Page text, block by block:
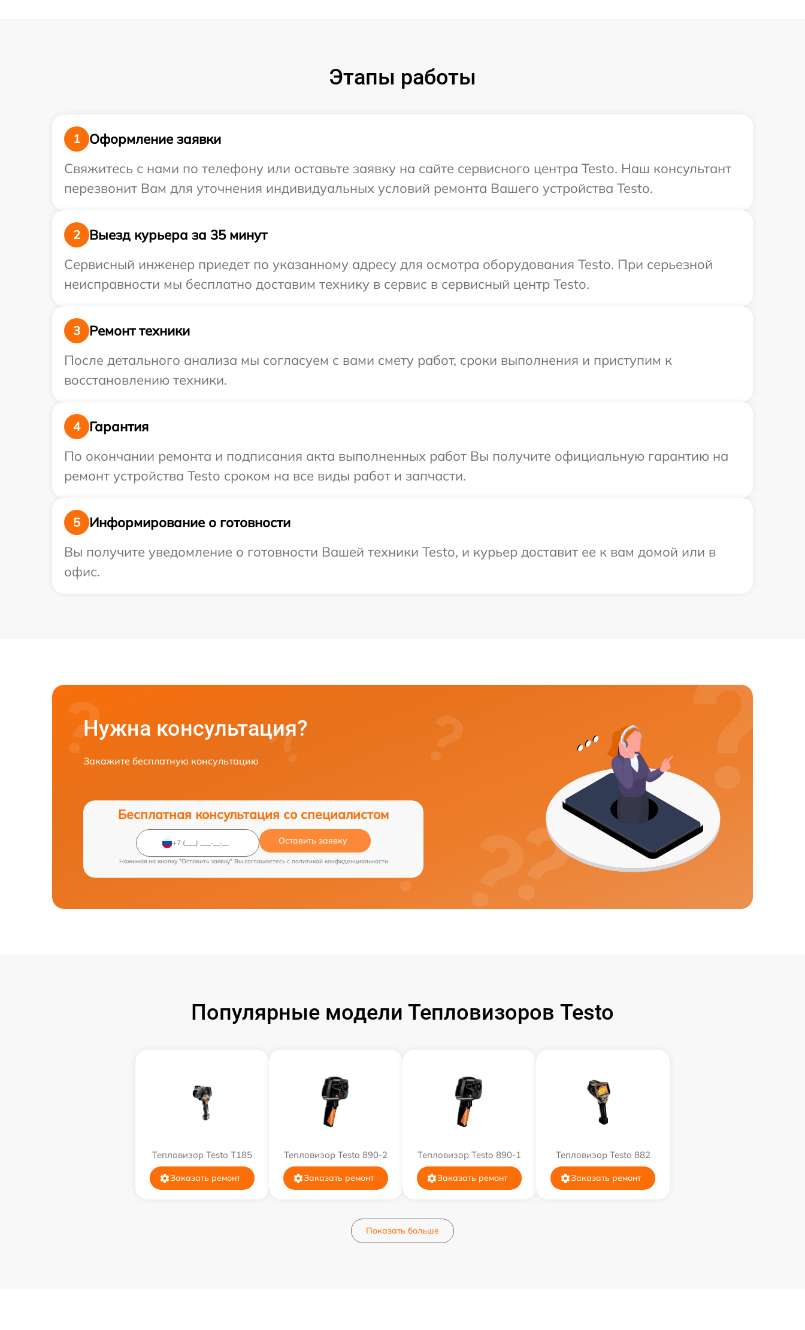
Этапы работы
1
Оформление заявки
Свяжитесь с нами по телефону или оставьте заявку на сайте сервисного центра Testo. Наш консультант
перезвонит Вам для уточнения индивидуальных условий ремонта Вашего устройства Testo.
2
Выезд курьера за 35 минут
Сервисный инженер приедет по указанному адресу для осмотра оборудования Testo. При серьезной
неисправности мы бесплатно доставим технику в сервис в сервисный центр Testo.
3
Ремонт техники
После детального анализа мы согласуем с вами смету работ, сроки выполнения и приступим к
восстановлению техники.
4
Гарантия
По окончании ремонта и подписания акта выполненных работ Вы получите официальную гарантию на
ремонт устройства Testo сроком на все виды работ и запчасти.
5
Информирование о готовности
Вы получите уведомление о готовности Вашей техники Testo, и курьер доставит ее к вам домой или в
офис.
Нужна консультация?
Закажите бесплатную консультацию
Бесплатная консультация со специалистом
Оставить заявку
Нажимая на кнопку "Оставить заявку" Вы соглашаетесь c политикой конфиденциальности
Популярные модели Тепловизоров Testo
Тепловизор Testo T185
Заказать ремонт
Тепловизор Testo 890-2
Заказать ремонт
Тепловизор Testo 890-1
Заказать ремонт
Тепловизор Testo 882
Заказать ремонт
Показать больше